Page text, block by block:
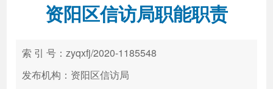
新闻中心 解读回应
政务服务
资阳区信访局职能职责
索 引 号：zyqxfj/2020-1185548
发布机构：资阳区信访局